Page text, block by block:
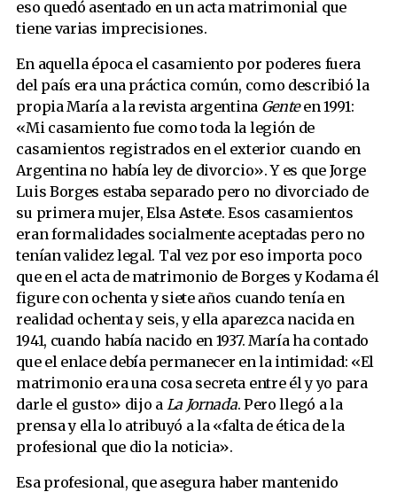
eso quedó asentado en un acta matrimonial que
tiene varias imprecisiones.
En aquella época el casamiento por poderes fuera
del país era una práctica común, como describió la
propia María a la revista argentina Genteen 1991:
«Mi casamiento fue como toda la legión de
casamientos registrados en el exterior cuando en
Argentina no había ley de divorcio». Y es que Jorge
Luis Borges estaba separado pero no divorciado de
su primera mujer, Elsa Astete. Esos casamientos
eran formalidades socialmente aceptadas pero no
tenían validez legal. Tal vez por eso importa poco
que en el acta de matrimonio de Borges y Kodama él
figure con ochenta y siete años cuando tenía en
realidad ochenta y seis, y ella aparezca nacida en
1941, cuando había nacido en 1937. María ha contado
que el enlace debía permanecer en la intimidad: «El
matrimonio era una cosa secreta entre él y yo para
darle el gusto» dijo a La Jornada. Pero llegó a la
prensa y ella lo atribuyó a la «falta de ética de la
profesional que dio la noticia».
Esa profesional, que asegura haber mantenido